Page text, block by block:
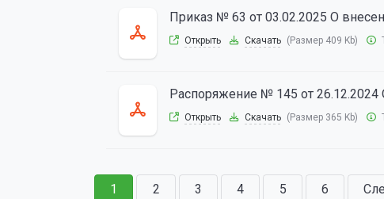
Приказ № 63 от 03.02.2025 О
Открыть Скачать (Размер 409 Kb)
Распоряжение № 145 от
Открыть Скачать (Размер 365 Kb)
1 2 3 4 5 6